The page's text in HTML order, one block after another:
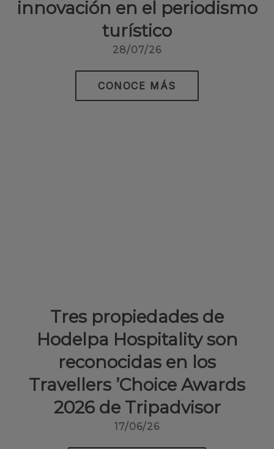
innovación en el periodismo
turístico
28/07/26
Tres propiedades de
Hodelpa Hospitality son
reconocidas en los
Travellers ’Choice Awards
2026 de Tripadvisor
17/06/26